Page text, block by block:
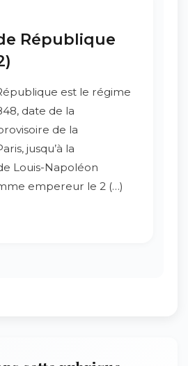
République
est le régime
date de la
de la
jusqu’à la
Louis-Napoléon
empereur le 2 (…)